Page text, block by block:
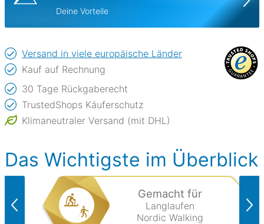
Deine Vorteile
Versand in viele europäische Länder
Kauf auf Rechnung
30 Tage Rückgaberecht
TrustedShops Käuferschutz
Klimaneutraler Versand (mit DHL)
Das Wichtigste im Überblick
Gemacht für
Langlaufen
Nordic Walking